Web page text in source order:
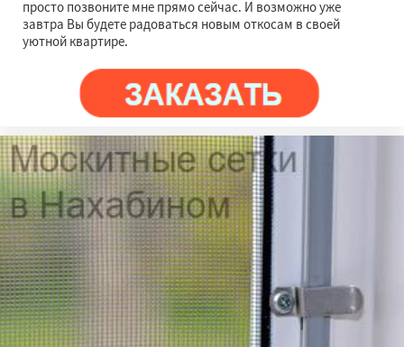
просто позвоните мне прямо сейчас. И возможно уже
завтра Вы будете радоваться новым откосам в своей
уютной квартире.